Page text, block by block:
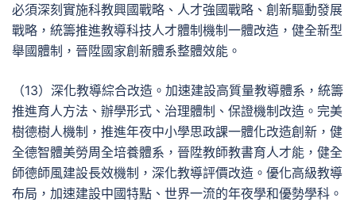
必須深刻實施科教興國戰略、人才強國戰略、創新驅動發展
戰略，統籌推進教導科技人才體制機制一體改造，健全新型
舉國體制，晉陞國家創新體系整體效能。
（13）深化教導綜合改造。加速建設高質量教導體系，統籌
推進育人方法、辦學形式、治理體制、保證機制改造。完美
樹德樹人機制，推進年夜中小學思政課一體化改造創新，健
全德智體美勞周全培養體系，晉陞教師教書育人才能，健全
師德師風建設長效機制，深化教導評價改造。優化高級教導
布局，加速建設中國特點、世界一流的年夜學和優勢學科。